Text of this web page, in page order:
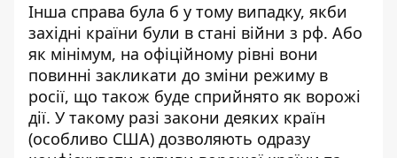
Інша справа була б у тому випадку, якби
західні країни були в стані війни з рф. Або
як мінімум, на офіційному рівні вони
повинні закликати до зміни режиму в
росії, що також буде сприйнято як ворожі
дії. У такому разі закони деяких країн
(особливо США) дозволяють одразу